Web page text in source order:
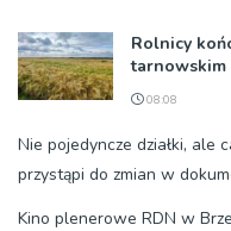
Rolnicy
tarnowskim
08:08
Nie pojedyncze działki, ale
przystąpi do zmian w
Kino plenerowe RDN w